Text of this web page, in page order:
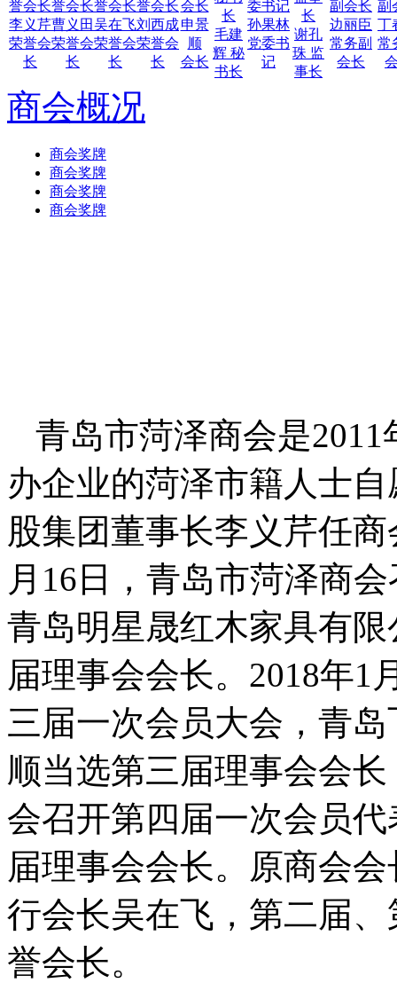
李义芹
荣誉会
长
曹义田
荣誉会
长
吴在飞
荣誉会
长
刘西成
荣誉会
长
申景
顺
会长
毛建
辉 秘
书长
孙果林
党委书
记
谢孔
珠 监
事长
边丽臣
常务副
会长
丁
常
商会概况
青岛市菏泽商会是
办企业的菏泽市籍人士
股集团董事长李义芹任
月16日，青岛市菏泽商
青岛明星晟红木家具有
届理事会会长。2018年1
三届一次会员大会，青
顺当选第三届理事会会
会召开第四届一次会员
届理事会会长。原商会
行会长吴在飞，第二届
誉会长。